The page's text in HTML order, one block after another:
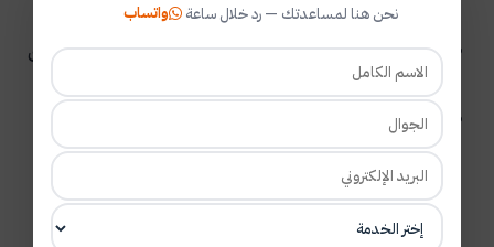
كما تساعد قائمة المراجع على إعطاء صورة شاملة عن مدى
تنوع وعمق المصادر التي اعتمد عليها الباحث في دراسته.
الجدير بالذكر أن مؤسسة المنارة للاستشارات الاكاديمية
تحرص علىتوفير المراجع وتلخيص الدراسات السابقة
للباحثين وذلك لتسهيل مراحل البحث العلمي والوصول
لأفضل نتيجة دقيقة بالبحث، ويتم ذلك من خلال أفضل
نحن هنا لمساعدتك — رد خلال ساعة واتساب